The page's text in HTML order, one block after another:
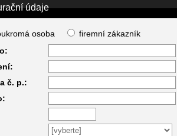
údaje
osoba
firemní zákazník
č. p.: